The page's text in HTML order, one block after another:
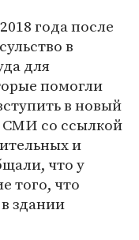
года после
в
для
помогли
в новый
СМИ со ссылкой
и
что у
того, что
здании